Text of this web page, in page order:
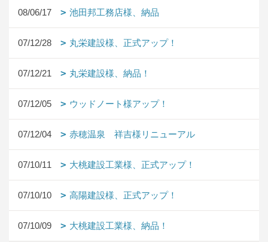
08/06/17 池田邦工務店様、納品
07/12/28 丸栄建設様、正式アップ！
07/12/21 丸栄建設様、納品！
07/12/05 ウッドノート様アップ！
07/12/04 赤穂温泉 祥吉様リニューアル
07/10/11 大桃建設工業様、正式アップ！
07/10/10 高陽建設様、正式アップ！
07/10/09 大桃建設工業様、納品！